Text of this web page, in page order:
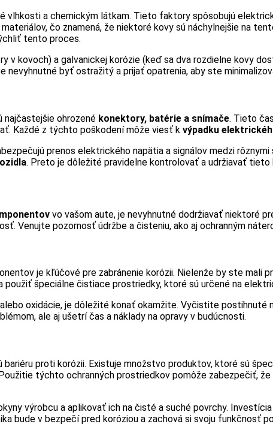
vlhkosti a chemickým látkam. Tieto faktory spôsobujú
čo znamená, že niektoré kovy sú náchylnejšie na
tento proces.
v kovoch) a galvanickej korózie (keď sa dva rozdielne kovy
byť ostražitý a prijať opatrenia, aby ste
najčastejšie ohrozené konektory, batérie a snímače. Tieto
Každé z týchto poškodení môže viesť k výpadku
prenos elektrického napätia a signálov medzi
. Preto je dôležité pravidelne kontrolovať a udržiavať
vo vašom aute, je nevyhnutné dodržiavať niektoré
Venujte pozornosť údržbe a čisteniu, ako aj ochranným
je kľúčové pre zabránenie korózii. Nielenže by ste mali
špeciálne čistiace prostriedky, ktoré sú určené na
oxidácie, je dôležité konať okamžite. Vyčistite
ale aj ušetrí čas a náklady na opravy v budúcnosti.
proti korózii. Existuje množstvo produktov, ktoré sú
týchto ochranných prostriedkov pomôže zabezpečiť,
výrobcu a aplikovať ich na čisté a suché povrchy.
bude v bezpečí pred koróziou a zachová si svoju funkčnosť